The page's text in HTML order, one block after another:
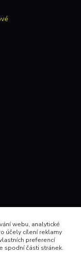
webu, analytické
účely cílení reklamy
preferencí
spodní části stránek.